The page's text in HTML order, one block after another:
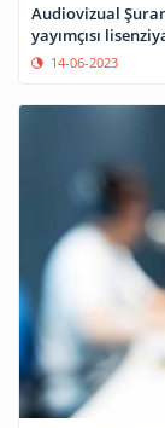
Audiovizual
yayımçısı
14-06-2023